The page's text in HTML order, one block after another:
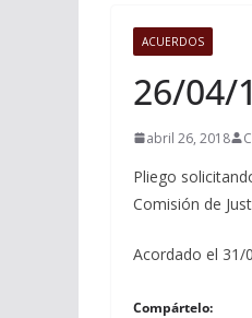
ACUERDOS
26/04/
abril 26, 2018
Pliego
Comisión de
Acordado el 31/
Compártelo: